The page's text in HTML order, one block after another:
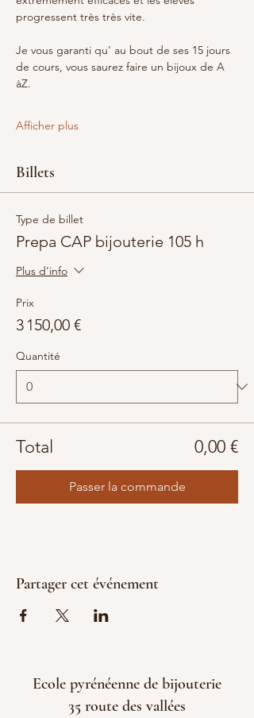
progressent très très vite.
Je vous garanti qu' au bout de ses 15 jours
de cours, vous saurez faire un bijoux de A
àZ.
Afficher plus
Billets
Type de billet
Prepa CAP bijouterie 105 h
Plus d'info
Prix
3 150,00 €
Quantité
Total 0,00 €
Passer la commande
Partager cet événement
Ecole pyrénéenne de bijouterie
35 route des vallées